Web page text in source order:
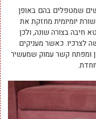
שמטפלים בהם באופן
יומיומית מחזקת את
חיבה בצורה שונה, ולכן
לצרכיו. כאשר מעניקים
ומפתח קשר עמוק שמעשיר